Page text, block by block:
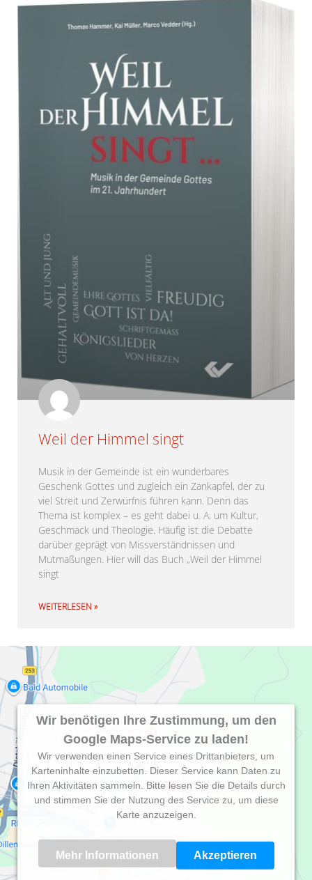
Weil der Himmel singt
Musik in der Gemeinde ist ein wunderbares
Geschenk Gottes und zugleich ein Zankapfel, der zu
viel Streit und Zerwürfnis führen kann. Denn das
Thema ist komplex – es geht dabei u. A. um Kultur,
Geschmack und Theologie. Häufig ist die Debatte
darüber geprägt von Missverständnissen und
Mutmaßungen. Hier will das Buch „Weil der Himmel
singt
WEITERLESEN »
Wir benötigen Ihre Zustimmung, um den
Google Maps-Service zu laden!
Wir verwenden einen Service eines Drittanbieters, um
Karteninhalte einzubetten. Dieser Service kann Daten zu
Ihren Aktivitäten sammeln. Bitte lesen Sie die Details durch
und stimmen Sie der Nutzung des Service zu, um diese
Karte anzuzeigen.
Mehr Informationen Akzeptieren